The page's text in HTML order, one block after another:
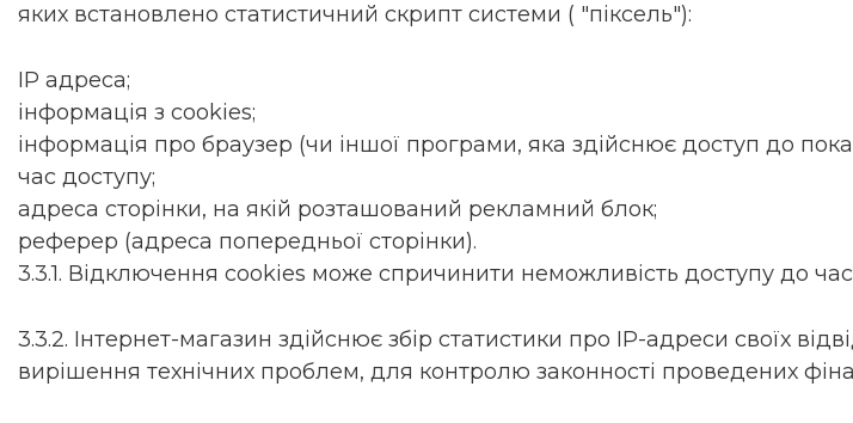
яких встановлено статистичний скрипт системи ( "піксель"):
IP адреса;
інформація з cookies;
інформація про браузер (чи іншої програми, яка здійснює доступ до
час доступу;
адреса сторінки, на якій розташований рекламний блок;
реферер (адреса попередньої сторінки).
3.3.1. Відключення cookies може спричинити неможливість доступу до
3.3.2. Інтернет-магазин здійснює збір статистики про IP-адреси своїх
вирішення технічних проблем, для контролю законності проведених